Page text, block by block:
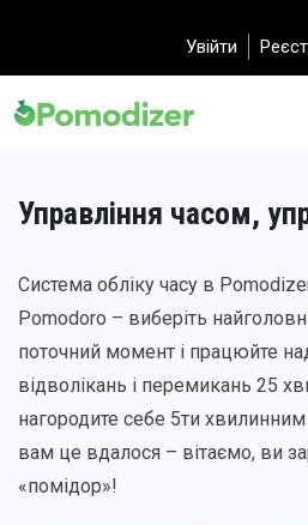
Увійти
Управління часом,
Система обліку часу в
Pomodoro – виберіть
поточний момент і працюйте
відволікань і перемикань 25
нагородите себе 5ти
вам це вдалося – вітаємо, ви
«помідор»!